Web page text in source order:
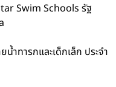
Swim Schools รัฐ
ำทารกและเด็กเล็ก ประจำ